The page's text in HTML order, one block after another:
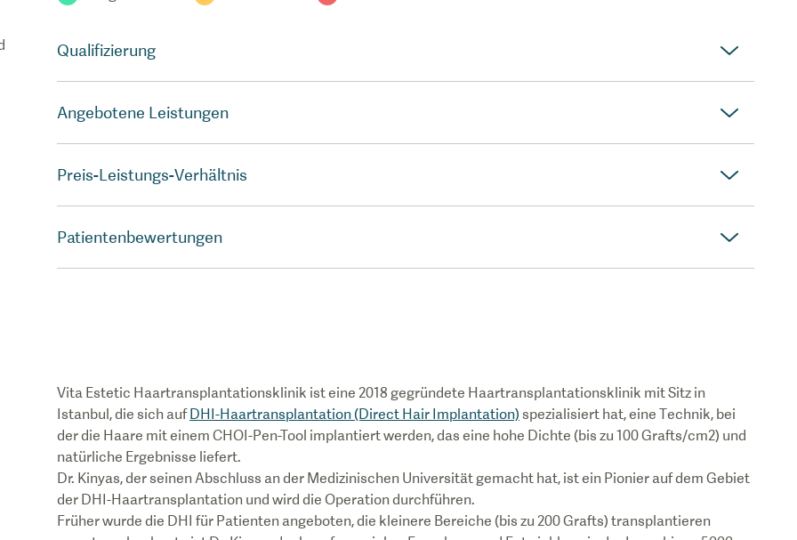
Qualifizierung
Angebotene Leistungen
Preis-Leistungs-Verhältnis
Patientenbewertungen
Vita Estetic Haartransplantationsklinik ist eine 2018 gegründete Haartransplantationsklinik mit Sitz in
Istanbul, die sich aufDHI-Haartransplantation (Direct Hair Implantation) spezialisiert hat, eine Technik, bei
der die Haare mit einem CHOI-Pen-Tool implantiert werden, das eine hohe Dichte (bis zu 100 Grafts/cm2) und
natürliche Ergebnisse liefert.
Dr. Kinyas, der seinen Abschluss an der Medizinischen Universität gemacht hat, ist ein Pionier auf dem Gebiet
der DHI-Haartransplantation und wird die Operation durchführen.
Früher wurde die DHI für Patienten angeboten, die kleinere Bereiche (bis zu 200 Grafts) transplantieren